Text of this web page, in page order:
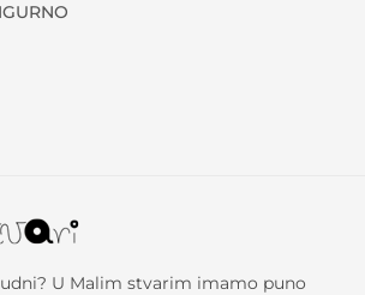
U Malim stvarim imamo puno